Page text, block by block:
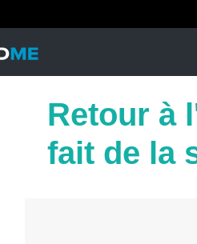
Retour à
fait de la